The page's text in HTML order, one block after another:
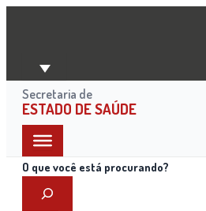
Ir
conteúdo
Secretaria de
ESTADO DE SAÚDE
O que você está procurando?